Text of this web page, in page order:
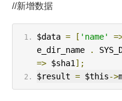
//新增数据
$data = [ 'name'
e_dir_name
.
=> $sha1];
$result = $this->